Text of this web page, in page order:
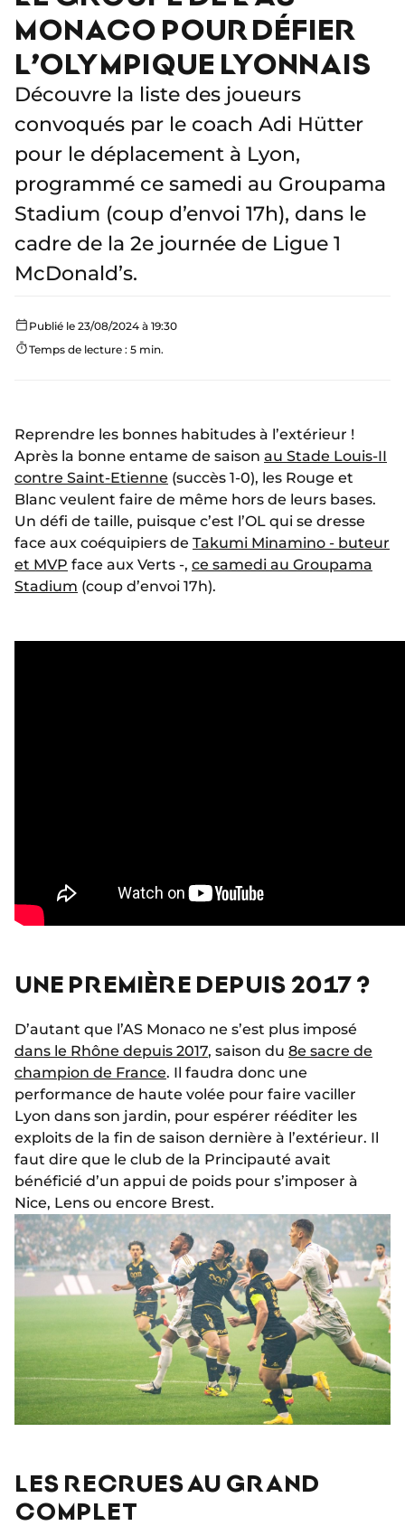
MONACO POUR DÉFIER
L’OLYMPIQUE LYONNAIS
Découvre la liste des joueurs
convoqués par le coach Adi Hütter
pour le déplacement à Lyon,
programmé ce samedi au Groupama
Stadium (coup d’envoi 17h), dans le
cadre de la 2e journée de Ligue 1
McDonald’s.
Publié le 23/08/2024 à 19:30
Temps de lecture : 5 min.
Reprendre les bonnes habitudes à l’extérieur !
Après la bonne entame de saison au Stade Louis-II
contre Saint-Etienne (succès 1-0), les Rouge et
Blanc veulent faire de même hors de leurs bases.
Un défi de taille, puisque c’est l’OL qui se dresse
face aux coéquipiers de Takumi Minamino - buteur
et MVP face aux Verts -, ce samedi au Groupama
Stadium (coup d’envoi 17h).
UNE PREMIÈRE DEPUIS 2017 ?
D’autant que l’AS Monaco ne s’est plus imposé
dans le Rhône depuis 2017, saison du 8e sacre de
champion de France. Il faudra donc une
performance de haute volée pour faire vaciller
Lyon dans son jardin, pour espérer rééditer les
exploits de la fin de saison dernière à l’extérieur. Il
faut dire que le club de la Principauté avait
bénéficié d’un appui de poids pour s’imposer à
Nice, Lens ou encore Brest.
LES RECRUES AU GRAND
COMPLET